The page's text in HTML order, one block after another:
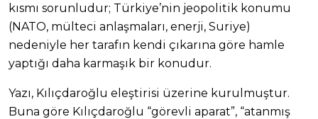
kısmı sorunludur; Türkiye’nin jeopolitik konumu
(NATO, mülteci anlaşmaları, enerji, Suriye)
nedeniyle her tarafın kendi çıkarına göre hamle
yaptığı daha karmaşık bir konudur.
Yazı, Kılıçdaroğlu eleştirisi üzerine kurulmuştur.
Buna göre Kılıçdaroğlu “görevli aparat”, “atanmış